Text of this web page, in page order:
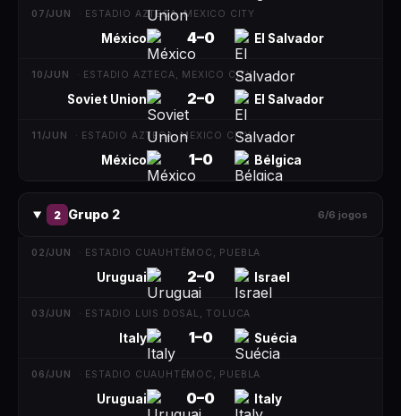
07/JUN · ESTADIO AZTECA, MEXICO CITY
México 4–0 El Salvador
10/JUN · ESTADIO AZTECA, MEXICO CITY
Soviet Union 2–0 El Salvador
11/JUN · ESTADIO AZTECA, MEXICO CITY
México 1–0 Bélgica
2 Grupo 2 6/6 jogos
02/JUN · ESTADIO CUAUHTÉMOC, PUEBLA
Uruguai 2–0 Israel
03/JUN · ESTADIO LUIS DOSAL, TOLUCA
Italy 1–0 Suécia
06/JUN · ESTADIO CUAUHTÉMOC, PUEBLA
Uruguai 0–0 Italy